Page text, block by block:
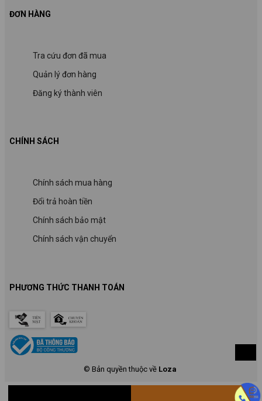
CHÍNH SÁCH
Chính sách mua hàng
Đổi trả hoàn tiền
Chính sách bảo mật
Chính sách vận chuyển
© Bản quyền thuộc về Loza
ĐƠN HÀNG
Tra cứu đơn đã mua
Quản lý đơn hàng
Đăng ký thành viên
PHƯƠNG THỨC THANH TOÁN